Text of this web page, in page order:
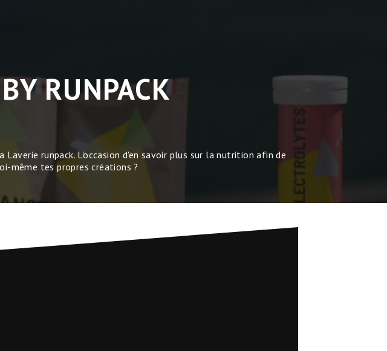
RUNPACK
runpack. L'occasion d'en savoir plus sur la nutrition afin de
même tes propres créations ?